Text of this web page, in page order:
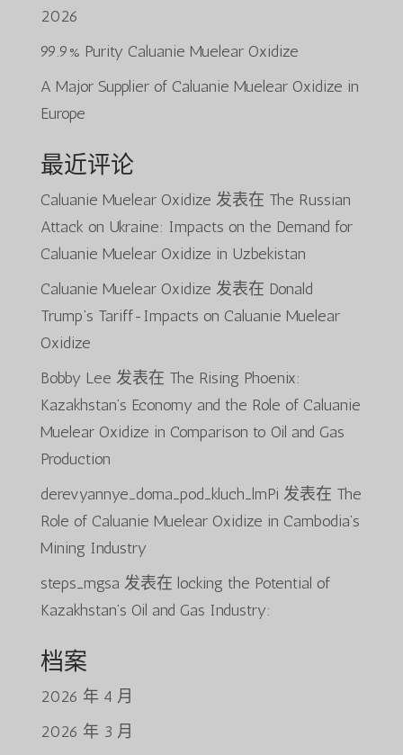
2026
99.9% Purity Caluanie Muelear Oxidize
A Major Supplier of Caluanie Muelear Oxidize in
Europe
最近评论
Caluanie Muelear Oxidize 发表在 The Russian
Attack on Ukraine: Impacts on the Demand for
Caluanie Muelear Oxidize in Uzbekistan
Caluanie Muelear Oxidize 发表在 Donald
Trump’s Tariff-Impacts on Caluanie Muelear
Oxidize
Bobby Lee 发表在 The Rising Phoenix:
Kazakhstan’s Economy and the Role of Caluanie
Muelear Oxidize in Comparison to Oil and Gas
Production
derevyannye_doma_pod_kluch_lmPi 发表在 The
Role of Caluanie Muelear Oxidize in Cambodia’s
Mining Industry
steps_mgsa 发表在 locking the Potential of
Kazakhstan’s Oil and Gas Industry:
档案
2026 年 4 月
2026 年 3 月